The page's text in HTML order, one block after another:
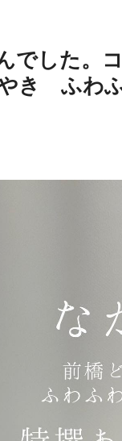
でした。
やき ふわ